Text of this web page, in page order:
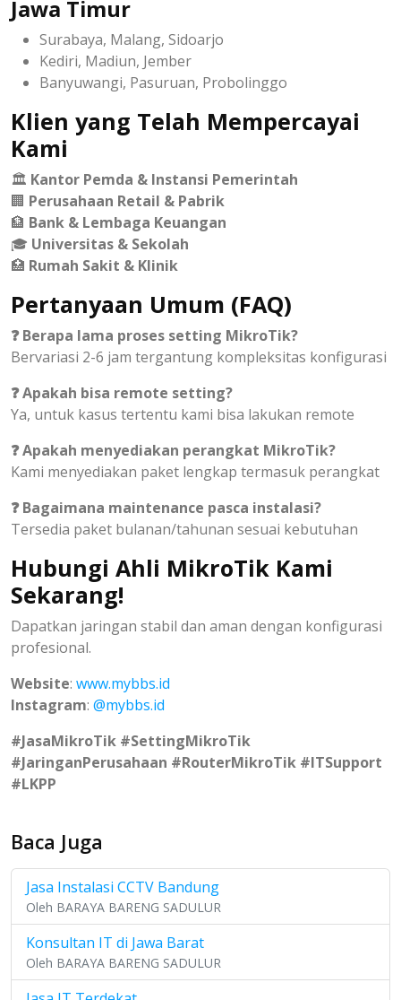
Jawa Timur
Surabaya, Malang, Sidoarjo
Kediri, Madiun, Jember
Banyuwangi, Pasuruan, Probolinggo
Klien yang Telah Mempercayai
Kami
🏛️ Kantor Pemda & Instansi Pemerintah
🏢 Perusahaan Retail & Pabrik
🏦 Bank & Lembaga Keuangan
🎓 Universitas & Sekolah
🏥 Rumah Sakit & Klinik
Pertanyaan Umum (FAQ)
❓ Berapa lama proses setting MikroTik?
Bervariasi 2-6 jam tergantung kompleksitas konfigurasi
❓ Apakah bisa remote setting?
Ya, untuk kasus tertentu kami bisa lakukan remote
❓ Apakah menyediakan perangkat MikroTik?
Kami menyediakan paket lengkap termasuk perangkat
❓ Bagaimana maintenance pasca instalasi?
Tersedia paket bulanan/tahunan sesuai kebutuhan
Hubungi Ahli MikroTik Kami
Sekarang!
Dapatkan jaringan stabil dan aman dengan konfigurasi
profesional.
Website: www.mybbs.id
Instagram: @mybbs.id
#JasaMikroTik #SettingMikroTik
#JaringanPerusahaan #RouterMikroTik #ITSupport
#LKPP
Baca Juga
Jasa Instalasi CCTV Bandung
Oleh BARAYA BARENG SADULUR
Konsultan IT di Jawa Barat
Oleh BARAYA BARENG SADULUR